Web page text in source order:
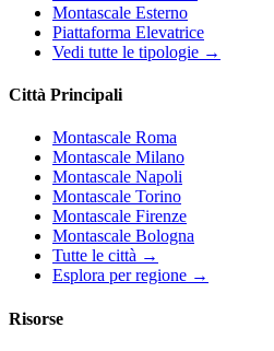
Montascale Esterno
Piattaforma Elevatrice
Vedi tutte le tipologie →
Città Principali
Montascale Roma
Montascale Milano
Montascale Napoli
Montascale Torino
Montascale Firenze
Montascale Bologna
Tutte le città →
Esplora per regione →
Risorse